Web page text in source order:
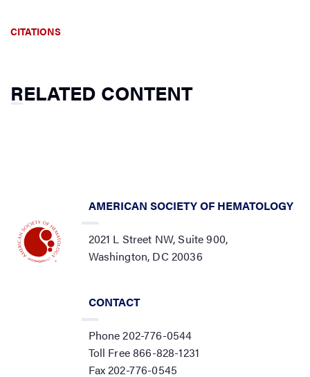
CITATIONS
RELATED CONTENT
AMERICAN SOCIETY OF HEMATOLOGY
2021 L Street NW, Suite 900,
Washington, DC 20036
CONTACT
Phone 202-776-0544
Toll Free 866-828-1231
Fax 202-776-0545